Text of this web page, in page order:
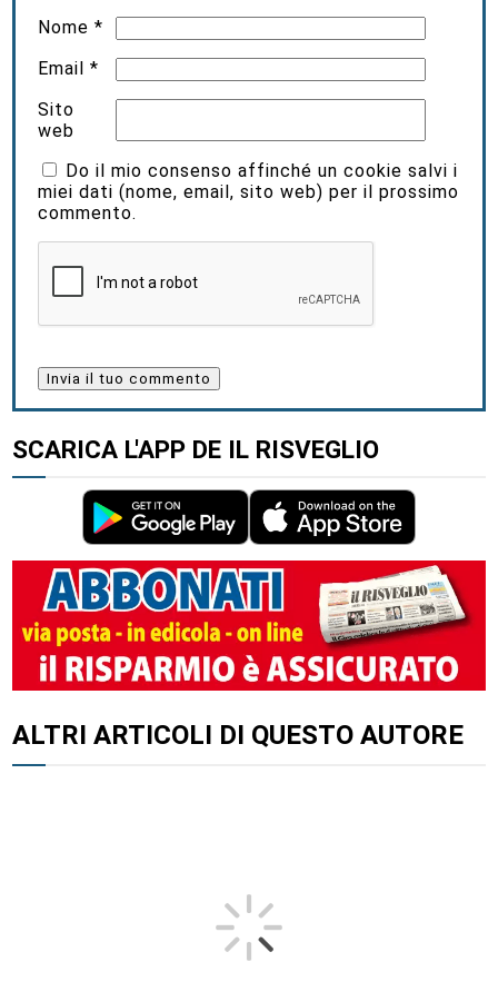
Nome*
Email*
Sito
web
Do il mio consenso affinché un cookie salvi i
miei dati (nome, email, sito web) per il prossimo
commento.
SCARICA L'APP DE IL RISVEGLIO
ALTRI ARTICOLI DI QUESTO AUTORE